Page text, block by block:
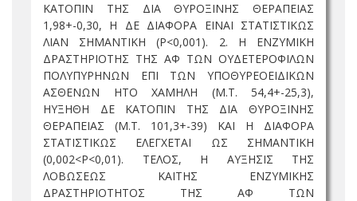
ΚΑΤΟΠΙΝ ΤΗΣ ΔΙΑ ΘΥΡΟΞΙΝΗΣ ΘΕΡΑΠΕΙΑΣ
1,98+-0,30, Η ΔΕ ΔΙΑΦΟΡΑ ΕΙΝΑΙ ΣΤΑΤΙΣΤΙΚΩΣ
ΛΙΑΝ ΣΗΜΑΝΤΙΚΗ (Ρ<0,001). 2. Η ΕΝΖΥΜΙΚΗ
ΔΡΑΣΤΗΡΙΟΤΗΣ ΤΗΣ ΑΦ ΤΩΝ ΟΥΔΕΤΕΡΟΦΙΛΩΝ
ΠΟΛΥΠΥΡΗΝΩΝ ΕΠΙ ΤΩΝ ΥΠΟΘΥΡΕΟΕΙΔΙΚΩΝ
ΑΣΘΕΝΩΝ ΗΤΟ ΧΑΜΗΛΗ (Μ.Τ. 54,4+-25,3),
ΗΥΞΗΘΗ ΔΕ ΚΑΤΟΠΙΝ ΤΗΣ ΔΙΑ ΘΥΡΟΞΙΝΗΣ
ΘΕΡΑΠΕΙΑΣ (Μ.Τ. 101,3+-39) ΚΑΙ Η ΔΙΑΦΟΡΑ
ΣΤΑΤΙΣΤΙΚΩΣ ΕΛΕΓΧΕΤΑΙ ΩΣ ΣΗΜΑΝΤΙΚΗ
(0,002<Ρ<0,01). ΤΕΛΟΣ, Η ΑΥΞΗΣΙΣ ΤΗΣ
ΛΟΒΩΣΕΩΣ ΚΑΙΤΗΣ ΕΝΖΥΜΙΚΗΣ
ΔΡΑΣΤΗΡΙΟΤΗΤΟΣ ΤΗΣ ΑΦ ΤΩΝ